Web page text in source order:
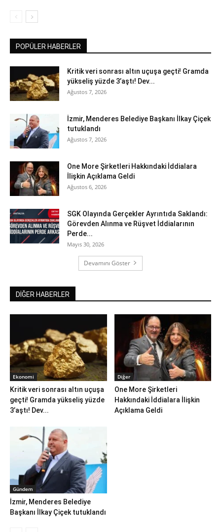
POPÜLER HABERLER
Kritik veri sonrası altın uçuşa geçti! Gramda
yükseliş yüzde 3’aştı! Dev...
Ağustos 7, 2026
İzmir, Menderes Belediye Başkanı İlkay Çiçek
tutuklandı
Ağustos 7, 2026
One More Şirketleri Hakkındaki İddialara
İlişkin Açıklama Geldi
Ağustos 6, 2026
SGK Olayında Gerçekler Ayrıntıda Saklandı:
Görevden Alınma ve Rüşvet İddialarının
Perde...
Mayıs 30, 2026
Devamını Göster
DİĞER HABERLER
Ekonomi
Kritik veri sonrası altın uçuşa
geçti! Gramda yükseliş yüzde
3’aştı! Dev...
Diğer
One More Şirketleri
Hakkındaki İddialara İlişkin
Açıklama Geldi
Gündem
İzmir, Menderes Belediye
Başkanı İlkay Çiçek tutuklandı